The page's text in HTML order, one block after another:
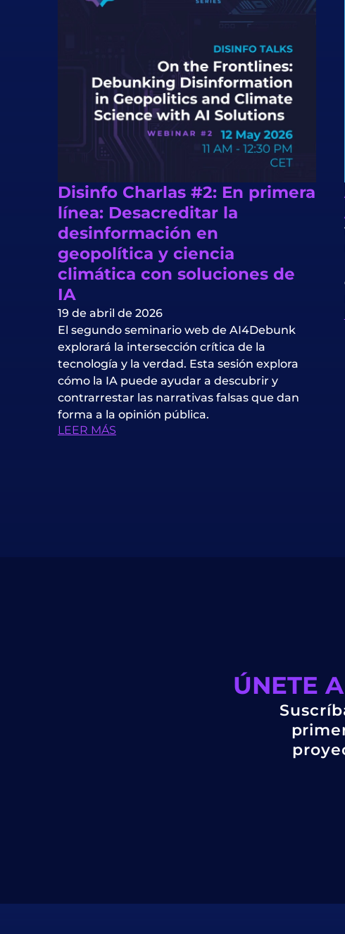
Disinfo Charlas #2: En primera
línea: Desacreditar la
desinformación en
geopolítica y ciencia
climática con soluciones de
IA
19 de abril de 2026
El segundo seminario web de AI4Debunk
explorará la intersección crítica de la
tecnología y la verdad. Esta sesión explora
cómo la IA puede ayudar a descubrir y
contrarrestar las narrativas falsas que dan
forma a la opinión pública.
LEER MÁS
ÚNETE